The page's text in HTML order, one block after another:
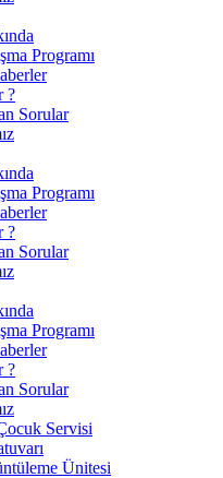
Programı
?
Sorular
Programı
?
Sorular
Programı
?
Sorular
Servisi
Ünitesi